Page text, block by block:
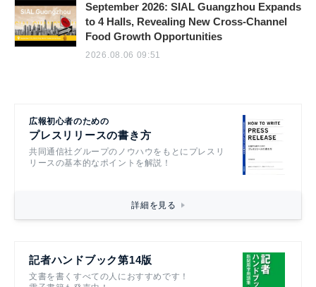
September 2026: SIAL Guangzhou Expands
to 4 Halls, Revealing New Cross-Channel
Food Growth Opportunities
2026.08.06 09:51
広報初心者のための
プレスリリースの書き方
共同通信社グループのノウハウをもとにプレスリ
リースの基本的なポイントを解説！
詳細を見る
記者ハンドブック第14版
文書を書くすべての人におすすめです！